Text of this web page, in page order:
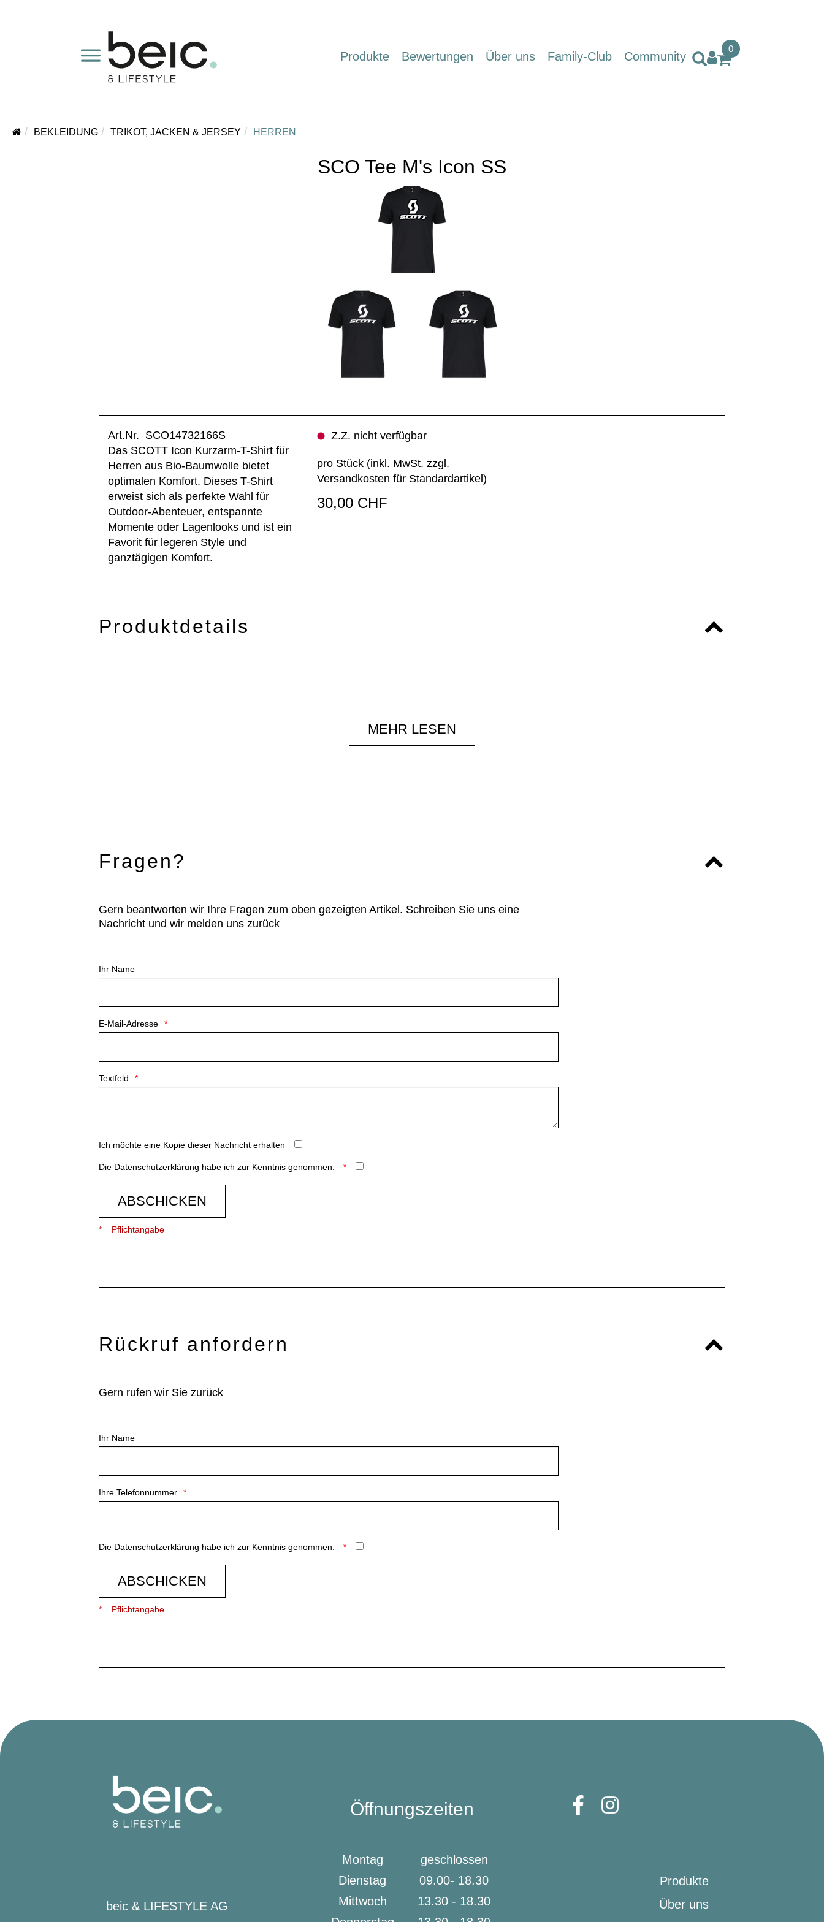
Produkte Bewertungen Über uns Family-Club Community
0
BEKLEIDUNG TRIKOT, JACKEN & JERSEY HERREN
SCO Tee M's Icon SS
Art.Nr. SCO14732166S
Das SCOTT Icon Kurzarm-T-Shirt für
Herren aus Bio-Baumwolle bietet
optimalen Komfort. Dieses T-Shirt
erweist sich als perfekte Wahl für
Outdoor-Abenteuer, entspannte
Momente oder Lagenlooks und ist ein
Favorit für legeren Style und
ganztägigen Komfort.
Z.Z. nicht verfügbar
pro Stück (inkl. MwSt. zzgl.
Versandkosten für Standardartikel )
30,00 CHF
Produktdetails
MEHR LESEN
Fragen?
Gern beantworten wir Ihre Fragen zum oben gezeigten Artikel. Schreiben Sie uns eine
Nachricht und wir melden uns zurück
Ihr Name
E-Mail-Adresse
Textfeld
Ich möchte eine Kopie dieser Nachricht erhalten
Die Datenschutzerklärung habe ich zur Kenntnis genommen.
ABSCHICKEN
* = Pflichtangabe
Rückruf anfordern
Gern rufen wir Sie zurück
Ihr Name
Ihre Telefonnummer
Die Datenschutzerklärung habe ich zur Kenntnis genommen.
ABSCHICKEN
* = Pflichtangabe
beic & LIFESTYLE AG
Öffnungszeiten
Montag
geschlossen
Dienstag
09.00- 18.30
Mittwoch
13.30 - 18.30
Produkte
Über uns